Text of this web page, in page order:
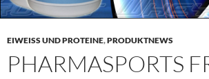
EIWEISS UND PROTEINE,PRODUKTNEWS
PHARMASPORTS